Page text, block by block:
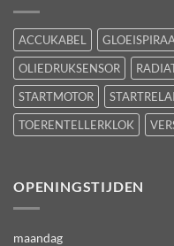
ACCUKABEL
OLIEDRUKSENSOR
STARTMOTOR
TOERENTELLERKLOK
OPENINGSTIJDEN
maandag